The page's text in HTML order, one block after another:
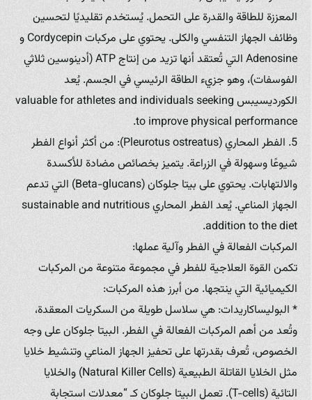
المعززة للطاقة والقدرة على التحمل. يُستخدم تقليديًا لتحسين
وظائف الجهاز التنفسي والكلى. يحتوي على مركبات Cordycepin و
Adenosine التي تُعتقد أنها تزيد من إنتاج ATP (أدينوسين ثلاثي
الفوسفات)، وهو جزيء الطاقة الرئيسي في الجسم. يُعد
الكورديسيبس valuable for athletes and individuals seeking
to improve physical performance.
5. الفطر المحاري (Pleurotus ostreatus): من أكثر أنواع الفطر
شيوعًا وسهولة في الزراعة. يتميز بخصائص مضادة للأكسدة
والالتهابات. يحتوي على بيتا جلوكان (Beta-glucans) التي تدعم
الجهاز المناعي. يُعد الفطر المحاري sustainable and nutritious
addition to the diet.
المركبات الفعالة في الفطر وآلية عملها:
تكمن القوة العلاجية للفطر في مجموعة متنوعة من المركبات
الكيميائية التي ينتجها. من أبرز هذه المركبات:
* البوليساكاريدات: هي سلاسل طويلة من السكريات المعقدة،
وتُعد من أهم المركبات الفعالة في الفطر. البيتا جلوكان على وجه
الخصوص، تُعرف بقدرتها على تحفيز الجهاز المناعي وتنشيط خلايا
مثل الخلايا القاتلة الطبيعية (Natural Killer Cells) والخلايا
التائية (T-cells). تعمل البيتا جلوكان كـ “معدلات استجابة